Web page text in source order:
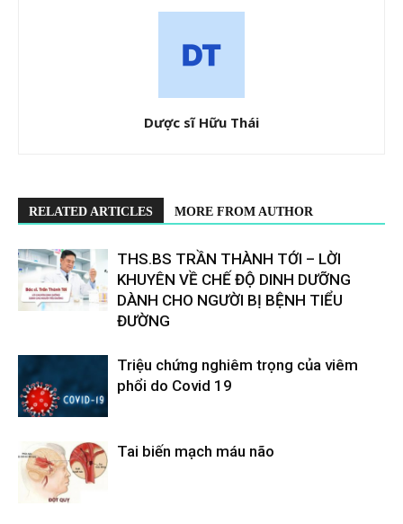
Dược sĩ Hữu Thái
RELATED ARTICLES MORE FROM AUTHOR
THS.BS TRẦN THÀNH TỚI – LỜI
KHUYÊN VỀ CHẾ ĐỘ DINH DƯỠNG
DÀNH CHO NGƯỜI BỊ BỆNH TIỂU
ĐƯỜNG
Triệu chứng nghiêm trọng của viêm
phổi do Covid 19
Tai biến mạch máu não